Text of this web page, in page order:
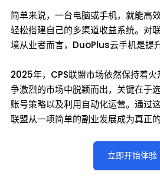
简单来说，一台电脑或手机，就能高
轻松搭建自己的多渠道收益系统。对
境从业者而言，DuoPlus云手机是提
2025年，CPS联盟市场依然保持着
争激烈的市场中脱颖而出，关键在于
账号策略以及利用自动化运营。通过
联盟从一项简单的副业发展成为真正
立即开始体验